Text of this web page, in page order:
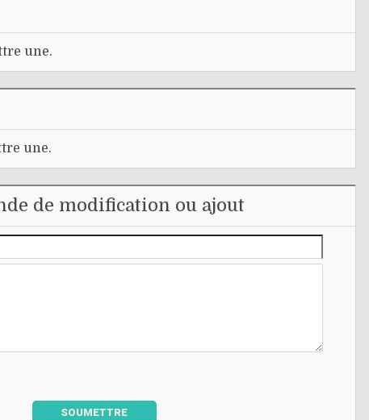
une.
une.
de modification ou ajout
SOUMETTRE